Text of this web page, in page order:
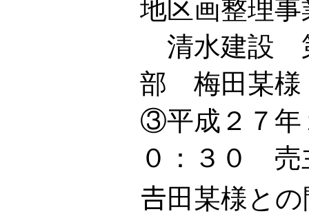
地区画整理
清水建設
部 梅田某様
③平成２７
０：３０ 売
𠮷田某様と